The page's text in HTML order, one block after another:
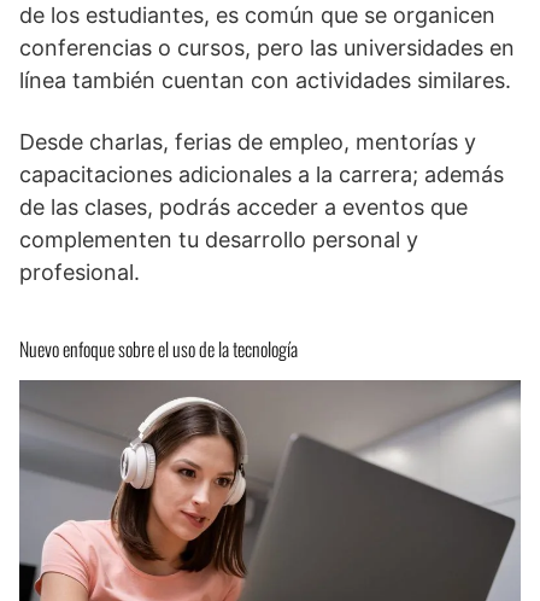
de los estudiantes, es común que se organicen
conferencias o cursos, pero las universidades en
línea también cuentan con actividades similares.
Desde charlas, ferias de empleo, mentorías y
capacitaciones adicionales a la carrera; además
de las clases, podrás acceder a eventos que
complementen tu desarrollo personal y
profesional.
Nuevo enfoque sobre el uso de la tecnología